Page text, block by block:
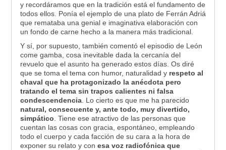
y recordáramos que en la tradición está el fundamento de
todos ellos. Ponía el ejemplo de una plato de Ferrán Adriá
que remataba una genial e imaginativa elaboración con
un fondo de carne hecho a la manera más tradicional.
Y sí, por supuesto, también comentó el episodio de León
come gamba, cosa inevitable dada la cercanía del
revuelo que el asunto ha generado estos días. Os diré
que se toma el tema con humor, naturalidad yrespeto al
chaval que ha protagonizado la anécdota pero
tratando el tema sin trapos calientes ni falsa
condescendencia. Lo cierto es que me ha parecido
natural, consecuente y, ante todo, muy divertido,
simpático . Tiene ese atractivo de las personas que
cuentan las cosas con gracia, espontáneo, empleando
todo el cuerpo y cada facción de su cara a la hora de
exponer su relato y con esa voz radiofónica que